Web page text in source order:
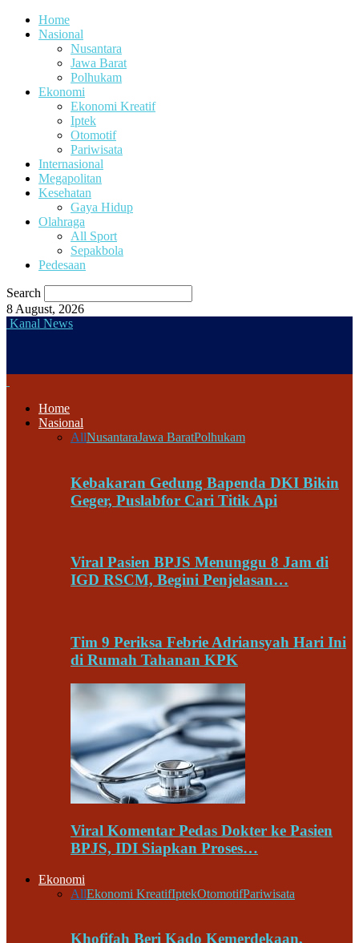
Home
Nasional
Nusantara
Jawa Barat
Polhukam
Ekonomi
Ekonomi Kreatif
Iptek
Otomotif
Pariwisata
Internasional
Megapolitan
Kesehatan
Gaya Hidup
Olahraga
All Sport
Sepakbola
Pedesaan
Search
8 August, 2026
Kanal News
Home
Nasional
AllNusantaraJawa BaratPolhukam
Kebakaran Gedung Bapenda DKI Bikin
Geger, Puslabfor Cari Titik Api
Viral Pasien BPJS Menunggu 8 Jam di
IGD RSCM, Begini Penjelasan…
Tim 9 Periksa Febrie Adriansyah Hari Ini
di Rumah Tahanan KPK
Viral Komentar Pedas Dokter ke Pasien
BPJS, IDI Siapkan Proses…
Ekonomi
AllEkonomi KreatifIptekOtomotifPariwisata
Khofifah Beri Kado Kemerdekaan,